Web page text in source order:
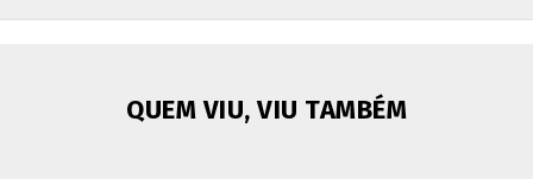
QUEM VIU, VIU TAMBÉM